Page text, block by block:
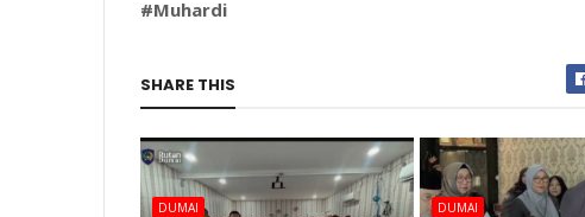
#Muhardi
SHARE THIS
DUMAI DUMAI